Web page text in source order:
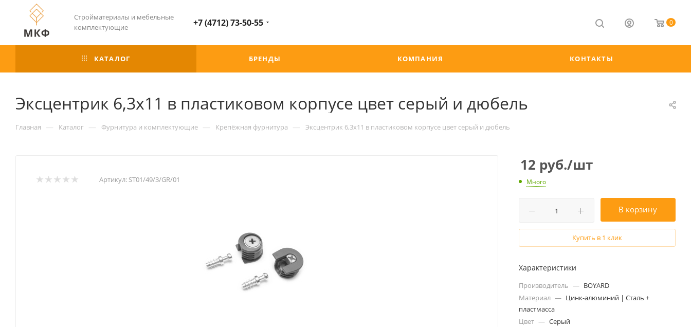
Стройматериалы и мебельные
комплектующие
+7 (4712) 73-50-55 0
КАТАЛОГ БРЕНДЫ КОМПАНИЯ КОНТАКТЫ
Эксцентрик 6,3х11 в пластиковом корпусе цвет серый и дюбель
Главная — Каталог — Фурнитура и комплектующие — Крепёжная фурнитура — Эксцентрик 6,3х11 в пластиковом корпусе цвет серый и дюбель
Артикул: ST01/49/3/GR/01
12 руб./шт
Много
В корзину
Купить в 1 клик
Характеристики
Производитель — BOYARD
Материал — Цинк-алюминий | Сталь +
пластмасса
Цвет — Серый